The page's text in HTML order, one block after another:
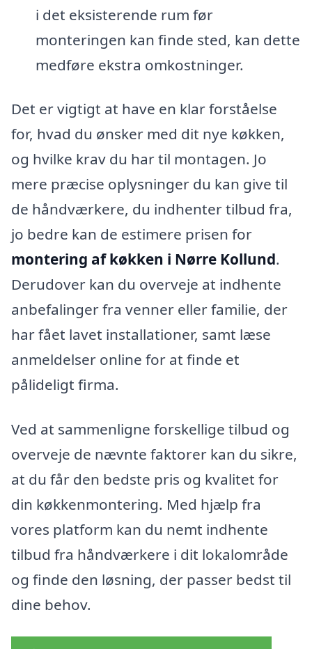
i det eksisterende rum før
monteringen kan finde sted, kan dette
medføre ekstra omkostninger.
Det er vigtigt at have en klar forståelse
for, hvad du ønsker med dit nye køkken,
og hvilke krav du har til montagen. Jo
mere præcise oplysninger du kan give til
de håndværkere, du indhenter tilbud fra,
jo bedre kan de estimere prisen for
montering af køkken i Nørre Kollund.
Derudover kan du overveje at indhente
anbefalinger fra venner eller familie, der
har fået lavet installationer, samt læse
anmeldelser online for at finde et
pålideligt firma.
Ved at sammenligne forskellige tilbud og
overveje de nævnte faktorer kan du sikre,
at du får den bedste pris og kvalitet for
din køkkenmontering. Med hjælp fra
vores platform kan du nemt indhente
tilbud fra håndværkere i dit lokalområde
og finde den løsning, der passer bedst til
dine behov.